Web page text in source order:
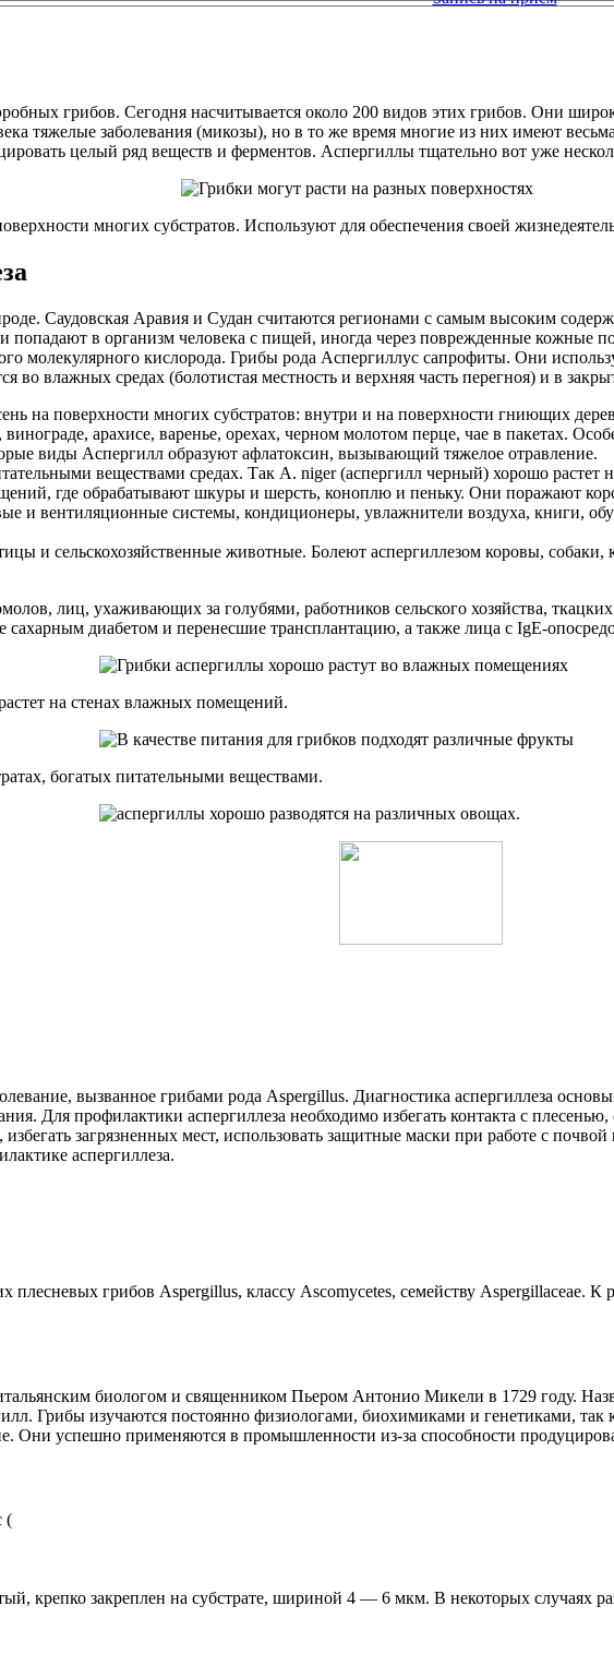
грибов. Сегодня насчитывается около 200 видов этих грибов. Они
тяжелые заболевания (микозы), но в то же время многие из них имеют
целый ряд веществ и ферментов. Аспергиллы тщательно вот уже
многих субстратов. Используют для обеспечения своей
Саудовская Аравия и Судан считаются регионами с самым высоким
попадают в организм человека с пищей, иногда через поврежденные кожные
молекулярного кислорода. Грибы рода Аспергиллус сапрофиты. Они
во влажных средах (болотистая местность и верхняя часть перегноя) и в
на поверхности многих субстратов: внутри и на поверхности гниющих
арахисе, варенье, орехах, черном молотом перце, чае в пакетах.
виды Аспергилл образуют афлатоксин, вызывающий тяжелое отравление.
веществами средах. Так А. niger (аспергилл черный) хорошо растет
где обрабатывают шкуры и шерсть, коноплю и пеньку. Они поражают
и вентиляционные системы, кондиционеры, увлажнители воздуха, книги,
и сельскохозяйственные животные. Болеют аспергиллезом коровы,
лиц, ухаживающих за голубями, работников сельского хозяйства,
диабетом и перенесшие трансплантацию, а также лица с IgE-
на стенах влажных помещений.
богатых питательными веществами.
вызванное грибами рода Aspergillus. Диагностика аспергиллеза
Для профилактики аспергиллеза необходимо избегать контакта с
загрязненных мест, использовать защитные маски при работе с
аспергиллеза.
грибов Aspergillus, классу Ascomycetes, семейству Aspergillaceae. К
биологом и священником Пьером Антонио Микели в 1729 году.
Грибы изучаются постоянно физиологами, биохимиками и генетиками,
Они успешно применяются в промышленности из-за способности
(
крепко закреплен на субстрате, шириной 4 — 6 мкм. В некоторых случаях